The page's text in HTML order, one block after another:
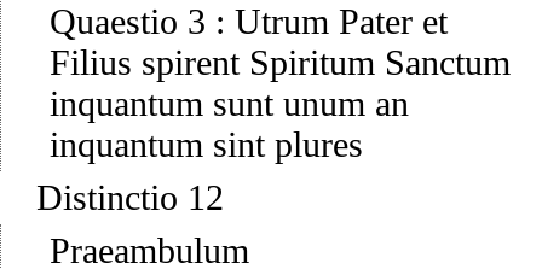
Quaestio 3 : Utrum Pater et
Filius spirent Spiritum Sanctum
inquantum sunt unum an
inquantum sint plures
Distinctio 12
Praeambulum